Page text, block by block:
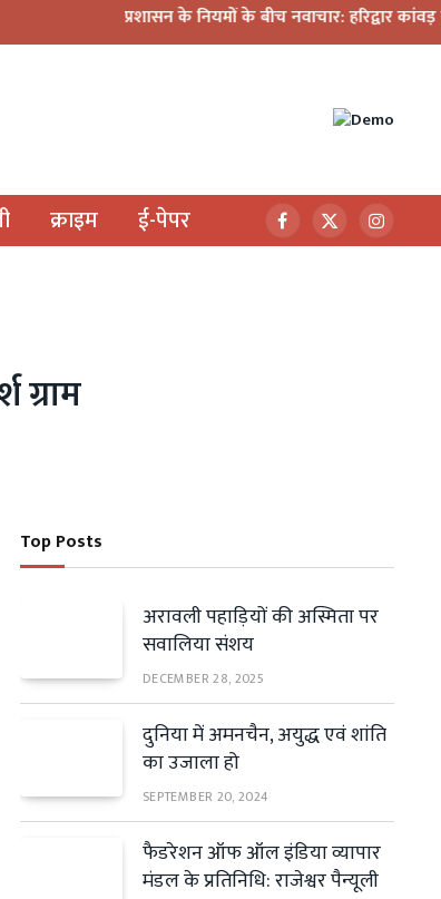
प्रशासन के नियमों के बीच नवाचार: हरिद्वार कांवड़ यात्रा में
क्राइम ई-पेपर Facebook
X
(Twitter)
ग्राम
Top Posts
अरावली पहाड़ियों की अस्मिता पर
सवालिया संशय
DECEMBER 28, 2025
दुनिया में अमनचैन, अयुद्ध एवं शांति
का उजाला हो
SEPTEMBER 20, 2024
फैडरेशन ऑफ ऑल इंडिया व्यापार
मंडल के प्रतिनिधि: राजेश्वर पैन्यूली